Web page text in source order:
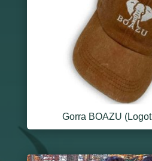
Gorra BOAZU